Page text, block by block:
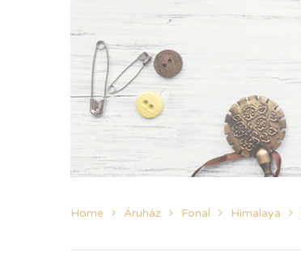
Itt megtalálhatod a fonaloázis által
forgalmazott összes terméket
Home Áruház Fonal Himalaya